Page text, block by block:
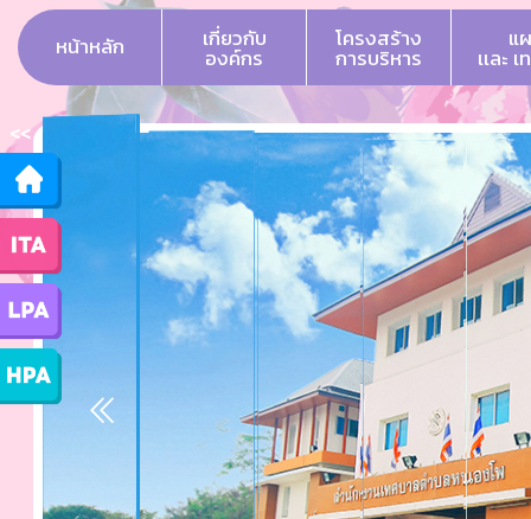
<<
หน้าหลัก เกี่ยวกับ
องค์กร
โครงสร้าง
การบริหาร
แ
เเละ